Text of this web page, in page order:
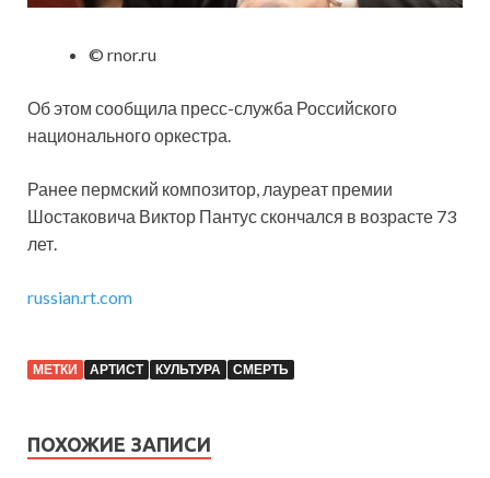
© rnor.ru
Об этом сообщила пресс-служба Российского
национального оркестра.
Ранее пермский композитор, лауреат премии
Шостаковича Виктор Пантус скончался в возрасте 73
лет.
russian.rt.com
МЕТКИ АРТИСТ КУЛЬТУРА СМЕРТЬ
ПОХОЖИЕ ЗАПИСИ